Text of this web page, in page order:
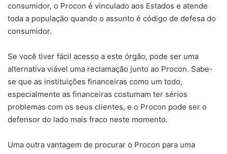
consumidor, o Procon é vinculado aos Estados e atende
toda a população quando o assunto é código de defesa do
consumidor.
Se você tiver fácil acesso a este órgão, pode ser uma
alternativa viável uma reclamação junto ao Procon. Sabe-
se que as instituições financeiras como um todo,
especialmente as financeiras costumam ter sérios
problemas com os seus clientes, e o Procon pode ser o
defensor do lado mais fraco neste momento.
Uma outra vantagem de procurar o Procon para uma